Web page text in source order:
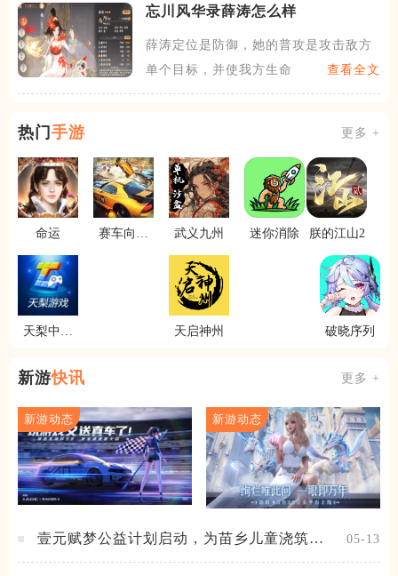
忘川风华录薛涛怎么样
薛涛定位是防御，她的普攻是攻击敌方
单个目标，并使我方生命值最
查看全文
热门 手游 更多 +
命运
赛车向前
武义九州 迷你消除 朕的江山2
天梨中国
天启神州 破晓序列
新游快讯 更多 +
新游动态 新游动态
壹元赋梦公益计划启动，为苗乡儿童浇筑梦
05-13